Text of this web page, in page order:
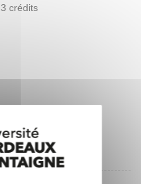
3 crédits